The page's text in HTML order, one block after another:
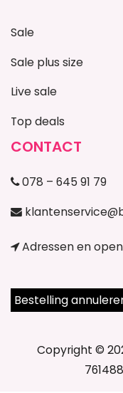
Sale
Sale plus size
Live sale
Top deals
CONTACT
078 – 645 91 79
Adressen en
Bestelling
Copyright ©